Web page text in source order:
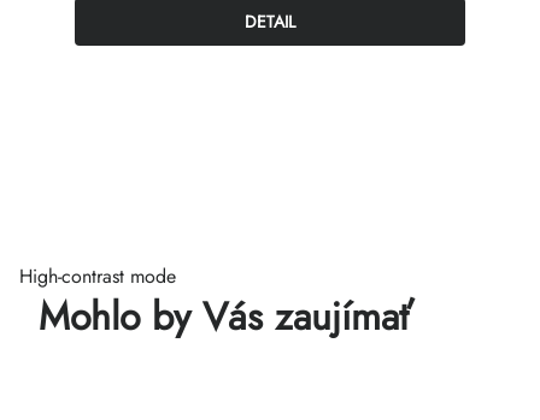
DETAIL
High-contrast mode
Mohlo by Vás zaujímať